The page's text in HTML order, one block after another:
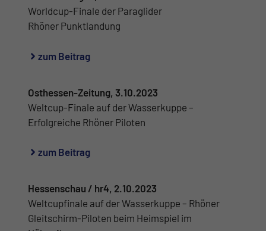
Worldcup-Finale der Paraglider
Rhöner Punktlandung
zum Beitrag
Osthessen-Zeitung, 3.10.2023
Weltcup-Finale auf der Wasserkuppe –
Erfolgreiche Rhöner Piloten
zum Beitrag
Hessenschau / hr4, 2.10.2023
Weltcupfinale auf der Wasserkuppe – Rhöner
Gleitschirm-Piloten beim Heimspiel im